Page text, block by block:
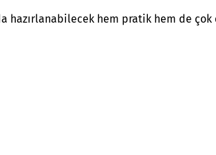
hazırlanabilecek hem pratik hem de